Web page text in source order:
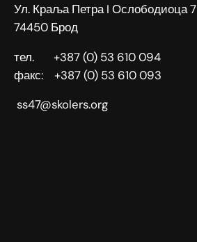
Ул. Краља Петра I Ослободиоца 7
74450 Брод
тел. +387 (0) 53 610 094
факс: +387 (0) 53 610 093
ss47@skolers.org